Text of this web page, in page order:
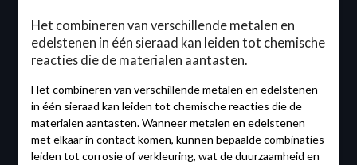
Het combineren van verschillende metalen en
edelstenen in één sieraad kan leiden tot chemische
reacties die de materialen aantasten.
Het combineren van verschillende metalen en edelstenen
in één sieraad kan leiden tot chemische reacties die de
materialen aantasten. Wanneer metalen en edelstenen
met elkaar in contact komen, kunnen bepaalde combinaties
leiden tot corrosie of verkleuring, wat de duurzaamheid en